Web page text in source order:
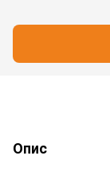
Опис